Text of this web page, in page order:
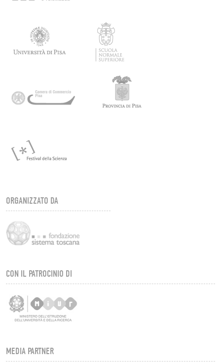
ORGANIZZATO DA
CON IL PATROCINIO DI
MEDIA PARTNER